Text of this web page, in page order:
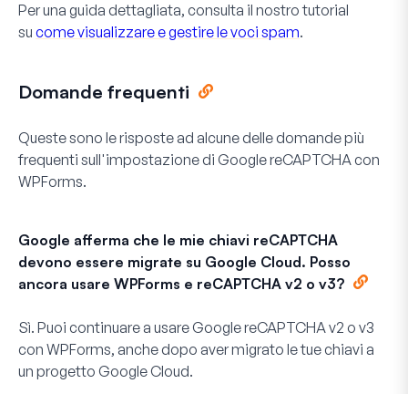
Per una guida dettagliata, consulta il nostro tutorial
su come visualizzare e gestire le voci spam.
Domande frequenti
Queste sono le risposte ad alcune delle domande più
frequenti sull'impostazione di Google reCAPTCHA con
WPForms.
Google afferma che le mie chiavi reCAPTCHA
devono essere migrate su Google Cloud. Posso
ancora usare WPForms e reCAPTCHA v2 o v3?
Sì. Puoi continuare a usare Google reCAPTCHA v2 o v3
con WPForms, anche dopo aver migrato le tue chiavi a
un progetto Google Cloud.